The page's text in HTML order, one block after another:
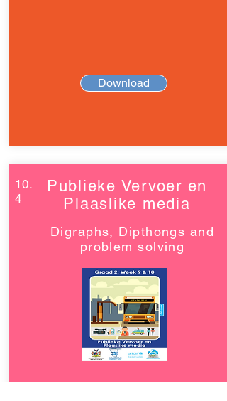
Download
10.
4
Publieke Vervoer en
Plaaslike media
Digraphs, Dipthongs and
problem solving